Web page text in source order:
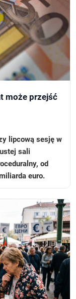
może przejść
lipcową sesję w
sali
od
euro.